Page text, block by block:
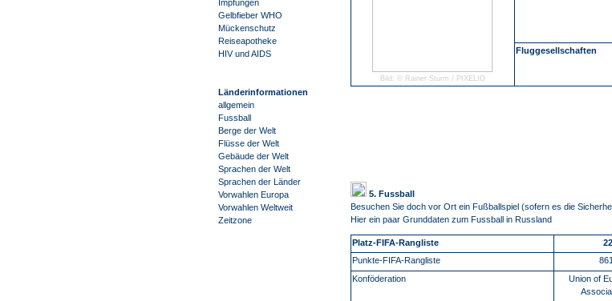
Impfungen
Gelbfieber WHO
Mückenschutz
Reiseapotheke
HIV und AIDS
Länderinformationen
allgemein
Fussball
Berge der Welt
Flüsse der Welt
Gebäude der Welt
Sprachen der Welt
Sprachen der Länder
Vorwahlen Europa
Vorwahlen Weltweit
Zeitzone
Bild: © Rainer Sturm / PIXELIO
Fluggesellschaften
5. Fussball
Besuchen Sie doch vor Ort ein Fußballspiel (sofern es die
Hier ein paar Grunddaten zum Fussball in Russland
Platz-FIFA-Rangliste
Punkte-FIFA-Rangliste
Konföderation
Union of